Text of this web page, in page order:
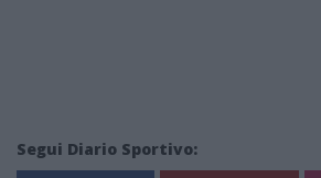
Segui Diario Sportivo: